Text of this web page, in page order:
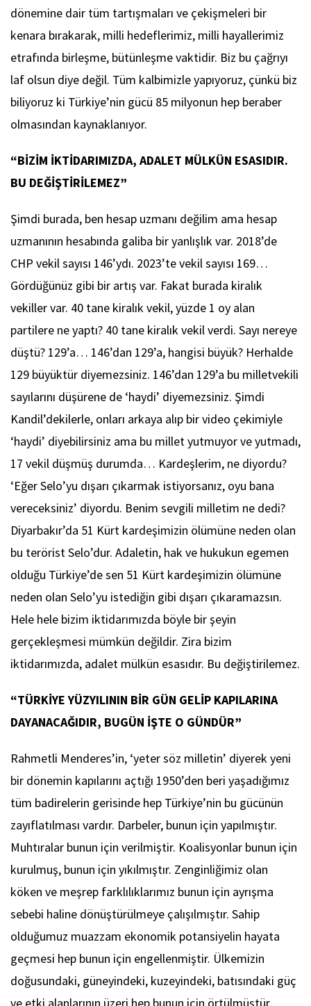
dönemine dair tüm tartışmaları ve çekişmeleri bir
kenara bırakarak, milli hedeflerimiz, milli hayallerimiz
etrafında birleşme, bütünleşme vaktidir. Biz bu çağrıyı
laf olsun diye değil. Tüm kalbimizle yapıyoruz, çünkü biz
biliyoruz ki Türkiye’nin gücü 85 milyonun hep beraber
olmasından kaynaklanıyor.
“BİZİM İKTİDARIMIZDA, ADALET MÜLKÜN ESASIDIR.
BU DEĞİŞTİRİLEMEZ”
Şimdi burada, ben hesap uzmanı değilim ama hesap
uzmanının hesabında galiba bir yanlışlık var. 2018’de
CHP vekil sayısı 146’ydı. 2023’te vekil sayısı 169…
Gördüğünüz gibi bir artış var. Fakat burada kiralık
vekiller var. 40 tane kiralık vekil, yüzde 1 oy alan
partilere ne yaptı? 40 tane kiralık vekil verdi. Sayı nereye
düştü? 129’a… 146’dan 129’a, hangisi büyük? Herhalde
129 büyüktür diyemezsiniz. 146’dan 129’a bu milletvekili
sayılarını düşürene de ‘haydi’ diyemezsiniz. Şimdi
Kandil’dekilerle, onları arkaya alıp bir video çekimiyle
‘haydi’ diyebilirsiniz ama bu millet yutmuyor ve yutmadı,
17 vekil düşmüş durumda… Kardeşlerim, ne diyordu?
‘Eğer Selo’yu dışarı çıkarmak istiyorsanız, oyu bana
vereceksiniz’ diyordu. Benim sevgili milletim ne dedi?
Diyarbakır’da 51 Kürt kardeşimizin ölümüne neden olan
bu terörist Selo’dur. Adaletin, hak ve hukukun egemen
olduğu Türkiye’de sen 51 Kürt kardeşimizin ölümüne
neden olan Selo’yu istediğin gibi dışarı çıkaramazsın.
Hele hele bizim iktidarımızda böyle bir şeyin
gerçekleşmesi mümkün değildir. Zira bizim
iktidarımızda, adalet mülkün esasıdır. Bu değiştirilemez.
“TÜRKİYE YÜZYILININ BİR GÜN GELİP KAPILARINA
DAYANACAĞIDIR, BUGÜN İŞTE O GÜNDÜR”
Rahmetli Menderes’in, ‘yeter söz milletin’ diyerek yeni
bir dönemin kapılarını açtığı 1950’den beri yaşadığımız
tüm badirelerin gerisinde hep Türkiye’nin bu gücünün
zayıflatılması vardır. Darbeler, bunun için yapılmıştır.
Muhtıralar bunun için verilmiştir. Koalisyonlar bunun için
kurulmuş, bunun için yıkılmıştır. Zenginliğimiz olan
köken ve meşrep farklılıklarımız bunun için ayrışma
sebebi haline dönüştürülmeye çalışılmıştır. Sahip
olduğumuz muazzam ekonomik potansiyelin hayata
geçmesi hep bunun için engellenmiştir. Ülkemizin
doğusundaki, güneyindeki, kuzeyindeki, batısındaki güç
ve etki alanlarının üzeri hep bunun için örtülmüştür.